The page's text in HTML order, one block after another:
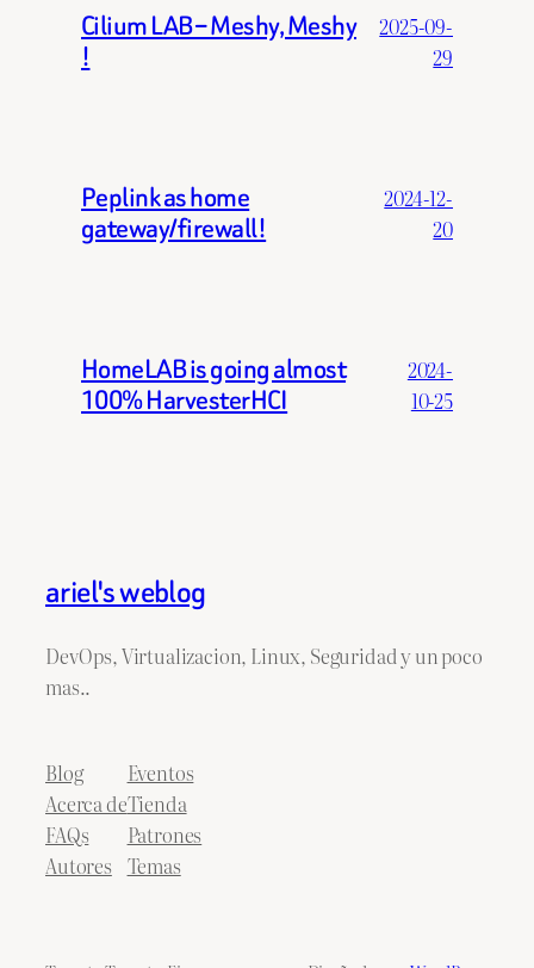
Cilium LAB – Meshy, Meshy
!
2025-09-
29
Peplink as home
gateway/firewall!
2024-12-
20
HomeLAB is going almost
100% HarvesterHCI
2024-
10-25
ariel's weblog
DevOps, Virtualizacion, Linux, Seguridad y un poco
mas..
Blog
Acerca de
FAQs
Autores
Eventos
Tienda
Patrones
Temas